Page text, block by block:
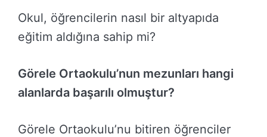
Okul, öğrencilerin nasıl bir altyapıda
eğitim aldığına sahip mi?
Görele Ortaokulu’nun mezunları hangi
alanlarda başarılı olmuştur?
Görele Ortaokulu’nu bitiren öğrenciler